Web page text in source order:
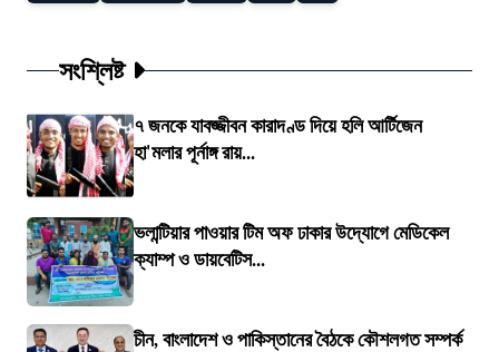
সংশ্লিষ্ট
৭ জনকে যাবজ্জীবন কারাদণ্ড দিয়ে হলি আর্টিজেন
হা'মলার পূর্নাঙ্গ রায়...
ভলান্টিয়ার পাওয়ার টিম অফ ঢাকার উদ্যোগে মেডিকেল
ক্যাম্প ও ডায়বেটিস...
চীন, বাংলাদেশ ও পাকিস্তানের বৈঠকে কৌশলগত সম্পর্ক